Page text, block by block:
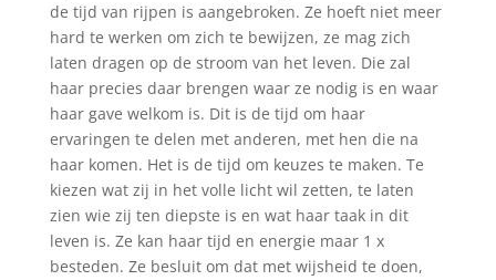
de tijd van rijpen is aangebroken. Ze hoeft niet meer
hard te werken om zich te bewijzen, ze mag zich
laten dragen op de stroom van het leven. Die zal
haar precies daar brengen waar ze nodig is en waar
haar gave welkom is. Dit is de tijd om haar
ervaringen te delen met anderen, met hen die na
haar komen. Het is de tijd om keuzes te maken. Te
kiezen wat zij in het volle licht wil zetten, te laten
zien wie zij ten diepste is en wat haar taak in dit
leven is. Ze kan haar tijd en energie maar 1 x
besteden. Ze besluit om dat met wijsheid te doen,